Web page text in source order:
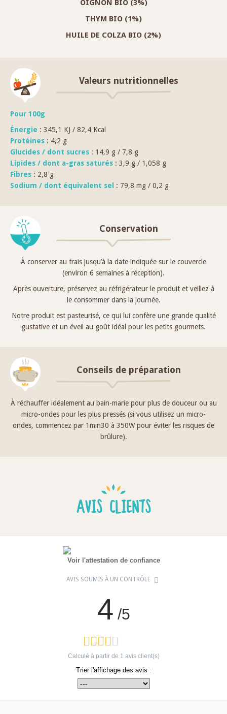
OIGNON BIO (3%)
THYM BIO (1%)
HUILE DE COLZA BIO (2%)
Valeurs nutritionnelles
Pour 100g
Énergie : 345,1 KJ / 82,4 Kcal
Protéines : 4,2 g
Glucides / dont sucres : 14,9 g / 7,8 g
Lipides / dont a-gras saturés : 3,9 g / 1,058 g
Fibres : 2,8 g
Sodium / dont équivalent sel
: 79,8 mg / 0,2 g
Conservation
À conserver au frais jusqu’à la date indiquée sur le couvercle
(environ 6 semaines à réception).
Après ouverture, préservez au réfrigérateur le produit et veillez à
le consommer dans la journée.
Notre produit est pasteurisé, ce qui lui confère une grande qualité
gustative et un éveil au goût idéal pour les petits gourmets.
Conseils de préparation
À réchauffer idéalement au bain-marie pour plus de douceur ou au
micro-ondes pour les plus pressés (si vous utilisez un micro-
ondes, commencez par 1min30 à 350W pour éviter les risques de
brûlure).
AVIS CLIENTS
Voir l'attestation de confiance
AVIS SOUMIS À UN CONTRÔLE
4 /5
Calculé à partir de 1 avis client(s)
Trier l'affichage des avis :